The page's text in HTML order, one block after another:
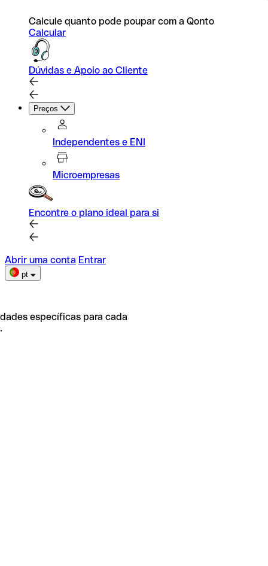
Calcule quanto pode poupar com a Qonto
Calcular
Dúvidas e Apoio ao Cliente
Preços
Independentes e ENI
Microempresas
Encontre o plano ideal para si
Abrir uma conta Entrar
pt
específicas para cada